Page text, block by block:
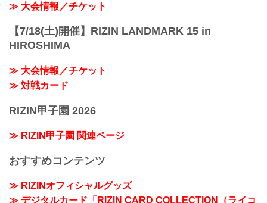
≫ 大会情報／チケット
【7/18(土)開催】RIZIN LANDMARK 15 in
HIROSHIMA
≫ 大会情報／チケット
≫ 対戦カード
RIZIN甲子園 2026
≫ RIZIN甲子園 関連ページ
おすすめコンテンツ
≫ RIZINオフィシャルグッズ
≫ デジタルカード「RIZIN CARD COLLECTION（ライコ